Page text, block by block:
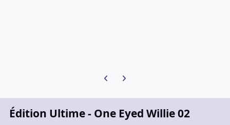
Diapositive précédente
Diapositive suivante
Édition Ultime - One Eyed Willie 02